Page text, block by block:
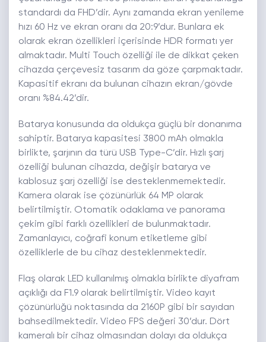
standardı da FHD’dir. Aynı zamanda ekran yenileme
hızı 60 Hz ve ekran oranı da 20:9’dur. Bunlara ek
olarak ekran özellikleri içerisinde HDR formatı yer
almaktadır. Multi Touch özelliği ile de dikkat çeken
cihazda çerçevesiz tasarım da göze çarpmaktadır.
Kapasitif ekranı da bulunan cihazın ekran/gövde
oranı %84.42’dir.
Batarya konusunda da oldukça güçlü bir donanıma
sahiptir. Batarya kapasitesi 3800 mAh olmakla
birlikte, şarjının da türü USB Type-C’dir. Hızlı şarj
özelliği bulunan cihazda, değişir batarya ve
kablosuz şarj özelliği ise desteklenmemektedir.
Kamera olarak ise çözünürlük 64 MP olarak
belirtilmiştir. Otomatik odaklama ve panorama
çekim gibi farklı özellikleri de bulunmaktadır.
Zamanlayıcı, coğrafi konum etiketleme gibi
özelliklerle de bu cihaz desteklenmektedir.
Flaş olarak LED kullanılmış olmakla birlikte diyafram
açıklığı da F1.9 olarak belirtilmiştir. Video kayıt
çözünürlüğü noktasında da 2160P gibi bir sayıdan
bahsedilmektedir. Video FPS değeri 30’dur. Dört
kameralı bir cihaz olmasından dolayı da oldukça